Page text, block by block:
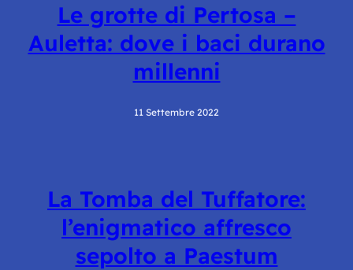
Le grotte di Pertosa –
Auletta: dove i baci durano
millenni
11 Settembre 2022
La Tomba del Tuffatore:
l’enigmatico affresco
sepolto a Paestum